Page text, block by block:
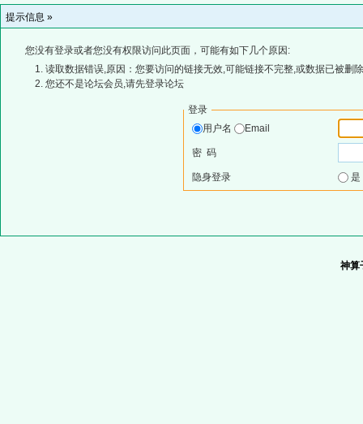
提示信息 »
您没有登录或者您没有权限访问此页面，可能有如下几个原因:
读取数据错误,原因：您要访问的链接无效,可能链接不完整,或数据已被删
您还不是论坛会员,请先登录论坛
登录
用户名
Email
密 码
隐身登录
神算